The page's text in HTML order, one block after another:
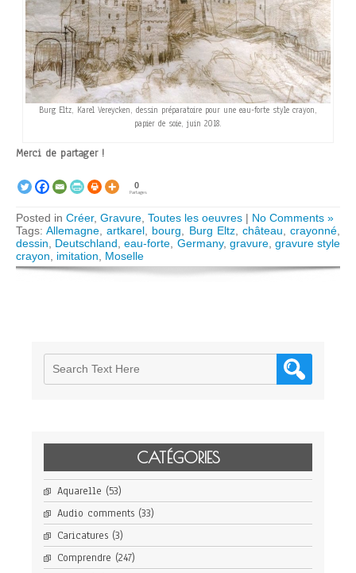
Burg Eltz, Karel Vereycken, dessin préparatoire pour une eau-forte style crayon,
papier de soie, juin 2018.
Merci de partager !
0
Partages
Posted in Créer, Gravure Toutes les oeuvres | No Comments »
Tags:Allemagne ,artkarel bourg Burg Eltz, château ,crayonné
dessin
Deutschland ,eau-forte Germany, gravure, gravure style
crayon
imitation Moselle
CATÉGORIES
Aquarelle (53)
Audio comments (33)
Caricatures (3)
Comprendre (247)